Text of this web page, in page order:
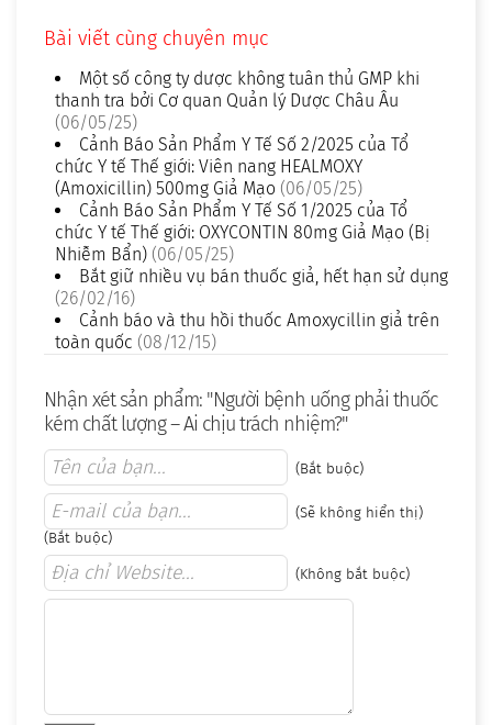
Bài viết cùng chuyên mục
Một số công ty dược không tuân thủ GMP khi
thanh tra bởi Cơ quan Quản lý Dược Châu Âu
(06/05/25)
Cảnh Báo Sản Phẩm Y Tế Số 2/2025 của Tổ
chức Y tế Thế giới: Viên nang HEALMOXY
(Amoxicillin) 500mg Giả Mạo (06/05/25)
Cảnh Báo Sản Phẩm Y Tế Số 1/2025 của Tổ
chức Y tế Thế giới: OXYCONTIN 80mg Giả Mạo (Bị
Nhiễm Bẩn) (06/05/25)
Bắt giữ nhiều vụ bán thuốc giả, hết hạn sử dụng
(26/02/16)
Cảnh báo và thu hồi thuốc Amoxycillin giả trên
toàn quốc (08/12/15)
Nhận xét sản phẩm: "Người bệnh uống phải thuốc
kém chất lượng – Ai chịu trách nhiệm?"
(Bắt buộc)
(Sẽ không hiển thị)
(Bắt buộc)
(Không bắt buộc)